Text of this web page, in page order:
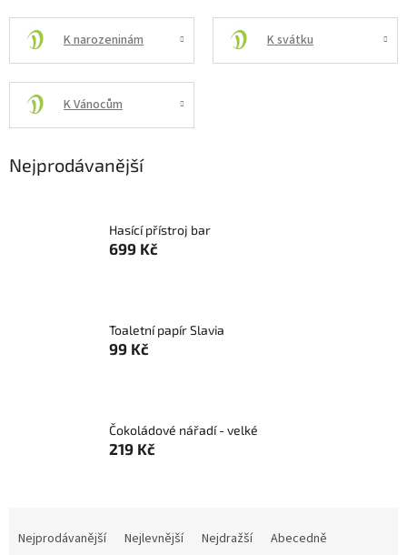
K narozeninám K svátku
K Vánocům
Nejprodávanější
Hasící přístroj bar
699 Kč
Toaletní papír Slavia
99 Kč
Čokoládové nářadí - velké
219 Kč
Nejprodávanější Nejlevnější Nejdražší Abecedně